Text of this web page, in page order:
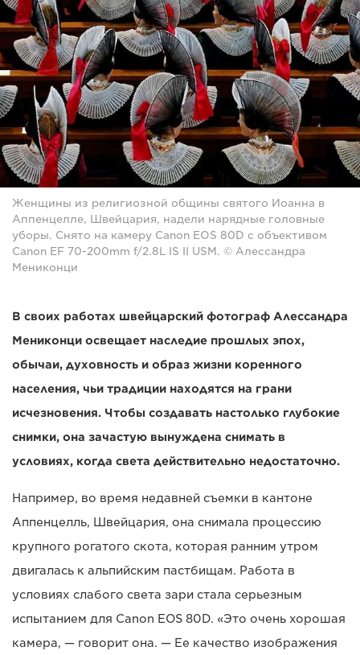
Женщины из религиозной общины святого Иоанна в
Аппенцелле, Швейцария, надели нарядные головные
уборы. Снято на камеру Canon EOS 80D с объективом
Canon EF 70-200mm f/2.8L IS II USM. © Алессандра
Мениконци
В своих работах швейцарский фотограф Алессандра
Мениконци освещает наследие прошлых эпох,
обычаи, духовность и образ жизни коренного
населения, чьи традиции находятся на грани
исчезновения. Чтобы создавать настолько глубокие
снимки, она зачастую вынуждена снимать в
условиях, когда света действительно недостаточно.
Например, во время недавней съемки в кантоне
Аппенцелль, Швейцария, она снимала процессию
крупного рогатого скота, которая ранним утром
двигалась к альпийским пастбищам. Работа в
условиях слабого света зари стала серьезным
испытанием для Canon EOS 80D. «Это очень хорошая
камера, — говорит она. — Ее качество изображения